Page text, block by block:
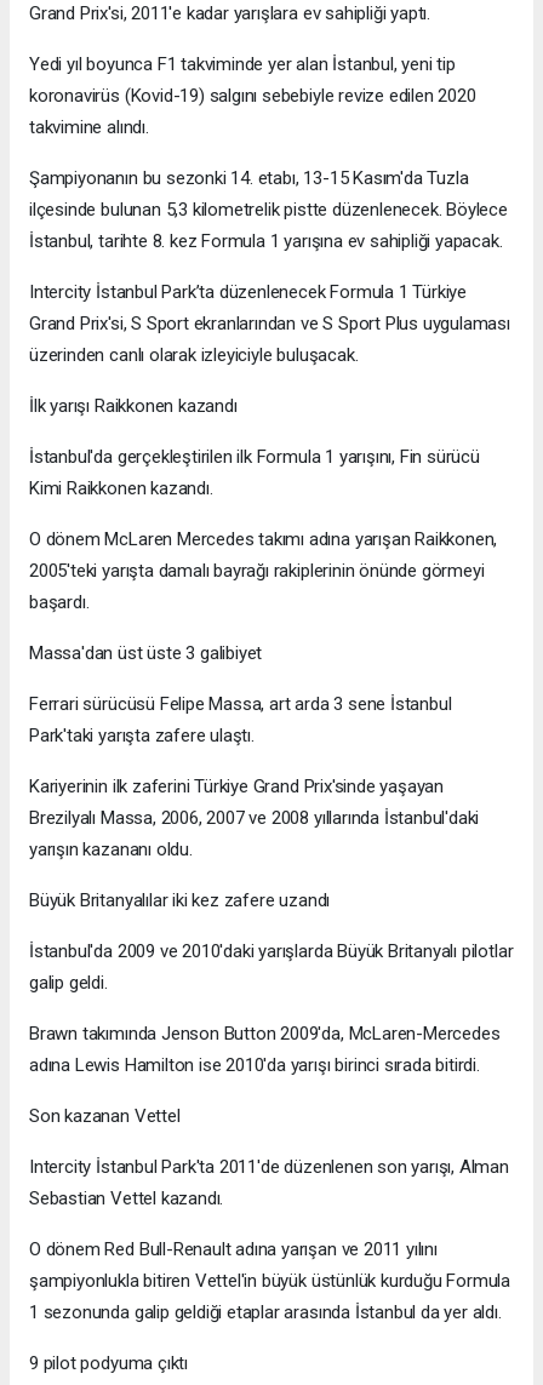
Grand Prix'si, 2011'e kadar yarışlara ev sahipliği yaptı.
Yedi yıl boyunca F1 takviminde yer alan İstanbul, yeni tip
koronavirüs (Kovid-19) salgını sebebiyle revize edilen 2020
takvimine alındı.
Şampiyonanın bu sezonki 14. etabı, 13-15 Kasım'da Tuzla
ilçesinde bulunan 5,3 kilometrelik pistte düzenlenecek. Böylece
İstanbul, tarihte 8. kez Formula 1 yarışına ev sahipliği yapacak.
Intercity İstanbul Park’ta düzenlenecek Formula 1 Türkiye
Grand Prix'si, S Sport ekranlarından ve S Sport Plus uygulaması
üzerinden canlı olarak izleyiciyle buluşacak.
İlk yarışı Raikkonen kazandı
İstanbul'da gerçekleştirilen ilk Formula 1 yarışını, Fin sürücü
Kimi Raikkonen kazandı.
O dönem McLaren Mercedes takımı adına yarışan Raikkonen,
2005'teki yarışta damalı bayrağı rakiplerinin önünde görmeyi
başardı.
Massa'dan üst üste 3 galibiyet
Ferrari sürücüsü Felipe Massa, art arda 3 sene İstanbul
Park'taki yarışta zafere ulaştı.
Kariyerinin ilk zaferini Türkiye Grand Prix'sinde yaşayan
Brezilyalı Massa, 2006, 2007 ve 2008 yıllarında İstanbul'daki
yarışın kazananı oldu.
Büyük Britanyalılar iki kez zafere uzandı
İstanbul'da 2009 ve 2010'daki yarışlarda Büyük Britanyalı pilotlar
galip geldi.
Brawn takımında Jenson Button 2009'da, McLaren-Mercedes
adına Lewis Hamilton ise 2010'da yarışı birinci sırada bitirdi.
Son kazanan Vettel
Intercity İstanbul Park'ta 2011'de düzenlenen son yarışı, Alman
Sebastian Vettel kazandı.
O dönem Red Bull-Renault adına yarışan ve 2011 yılını
şampiyonlukla bitiren Vettel'in büyük üstünlük kurduğu Formula
1 sezonunda galip geldiği etaplar arasında İstanbul da yer aldı.
9 pilot podyuma çıktı